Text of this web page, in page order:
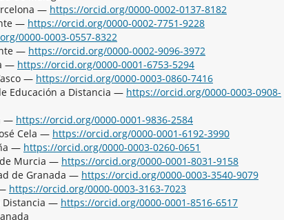
— https://orcid.org/0000-0002-0137-8182
— https://orcid.org/0000-0002-7751-9228
0000-0003-0557-8322
— https://orcid.org/0000-0002-9096-3972
— https://orcid.org/0000-0001-6753-5294
— https://orcid.org/0000-0003-0860-7416
Educación a Distancia — https://orcid.org/0000-0003-0908-
— https://orcid.org/0000-0001-9836-2584
Cela — https://orcid.org/0000-0001-6192-3990
— https://orcid.org/0000-0003-0260-0651
Murcia — https://orcid.org/0000-0001-8031-9158
de Granada — https://orcid.org/0000-0003-3540-9079
https://orcid.org/0000-0003-3163-7023
Distancia — https://orcid.org/0000-0001-8516-6517